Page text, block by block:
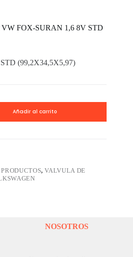
VW FOX-SURAN 1,6 8V STD
(99,2X34,5X5,97)
Añadir al carrito
,VALVULA DE
NOSOTROS